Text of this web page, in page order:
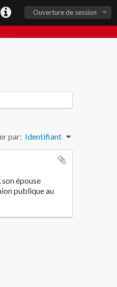
Ouverture de session
par: Identifiant
épouse
publique au